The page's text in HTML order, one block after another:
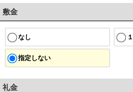
敷金
なし
指定しない
礼金